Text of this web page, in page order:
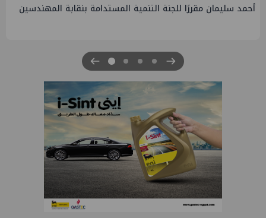
PMS تنهي أعمال إنزال الخطوط البحرية الثلاث بمشروع المرحلة